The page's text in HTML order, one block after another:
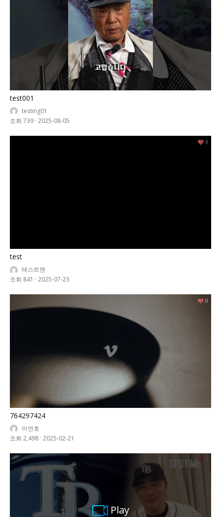
test001
testing01
조회 739 · 2025-08-05
test
테스트맨
조회 841 · 2025-07-23
1
764297424
이연호
조회 2,498 · 2025-02-21
0
Play